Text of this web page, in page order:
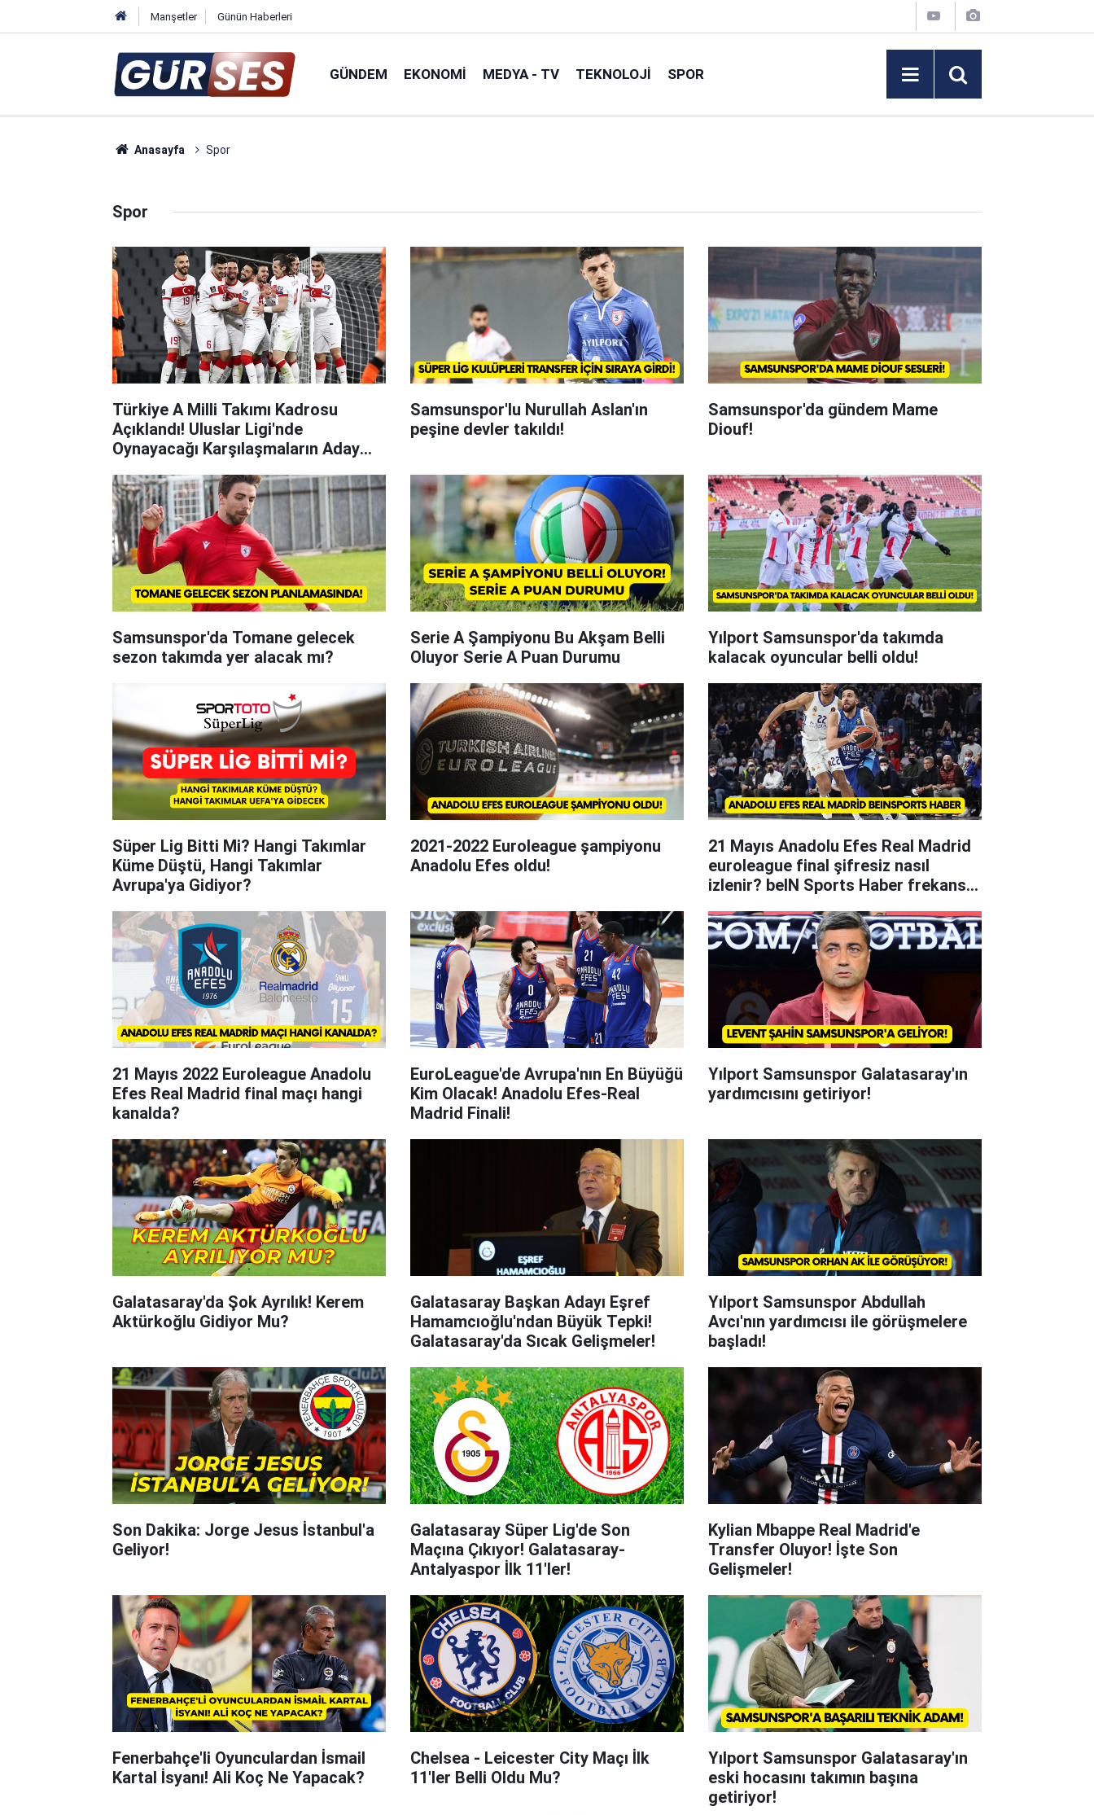
Manşetler Günün Haberleri
GÜNDEM EKONOMI MEDYA - TV TEKNOLOJI SPOR
Anasayfa Spor
Spor
Türkiye A Milli Takımı Kadrosu
Açıklandı! Uluslar Ligi'nde
Oynayacağı Karşılaşmaların Aday
Samsunspor'lu Nurullah Aslan'ın
peşine devler takıldı!
Samsunspor'da gündem Mame
Diouf!
Samsunspor'da Tomane gelecek
sezon takımda yer alacak mı?
Serie A Şampiyonu Bu Akşam Belli
Oluyor Serie A Puan Durumu
Yılport Samsunspor'da takımda
kalacak oyuncular belli oldu!
Süper Lig Bitti Mi? Hangi Takımlar
Küme Düştü, Hangi Takımlar
Avrupa'ya Gidiyor?
2021-2022 Euroleague şampiyonu
Anadolu Efes oldu!
21 Mayıs Anadolu Efes Real Madrid
euroleague final şifresiz nasıl
izlenir? beIN Sports Haber frekans
21 Mayıs 2022 Euroleague Anadolu
Efes Real Madrid final maçı hangi
kanalda?
EuroLeague'de Avrupa'nın En Büyüğü
Kim Olacak! Anadolu Efes-Real
Madrid Finali!
Yılport Samsunspor Galatasaray'ın
yardımcısını getiriyor!
Galatasaray'da Şok Ayrılık! Kerem
Aktürkoğlu Gidiyor Mu?
Galatasaray Başkan Adayı Eşref
Hamamcıoğlu'ndan Büyük Tepki!
Galatasaray'da Sıcak Gelişmeler!
Yılport Samsunspor Abdullah
Avcı'nın yardımcısı ile görüşmelere
başladı!
Son Dakika: Jorge Jesus İstanbul'a
Geliyor!
Galatasaray Süper Lig'de Son
Maçına Çıkıyor! Galatasaray-
Antalyaspor İlk 11'ler!
Kylian Mbappe Real Madrid'e
Transfer Oluyor! İşte Son
Gelişmeler!
Fenerbahçe'li Oyunculardan İsmail
Kartal İsyanı! Ali Koç Ne Yapacak?
Chelsea - Leicester City Maçı İlk
11'ler Belli Oldu Mu?
Yılport Samsunspor Galatasaray'ın
eski hocasını takımın başına
getiriyor!